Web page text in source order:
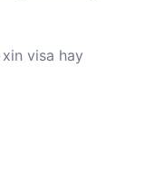
visa hay